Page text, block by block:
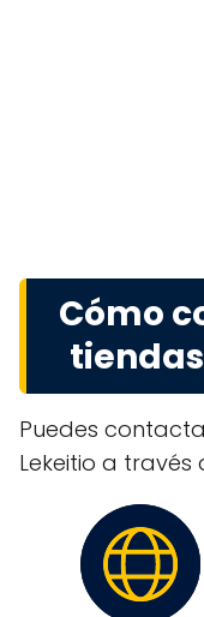
Cómo
tiendas
Puedes
Lekeitio a través